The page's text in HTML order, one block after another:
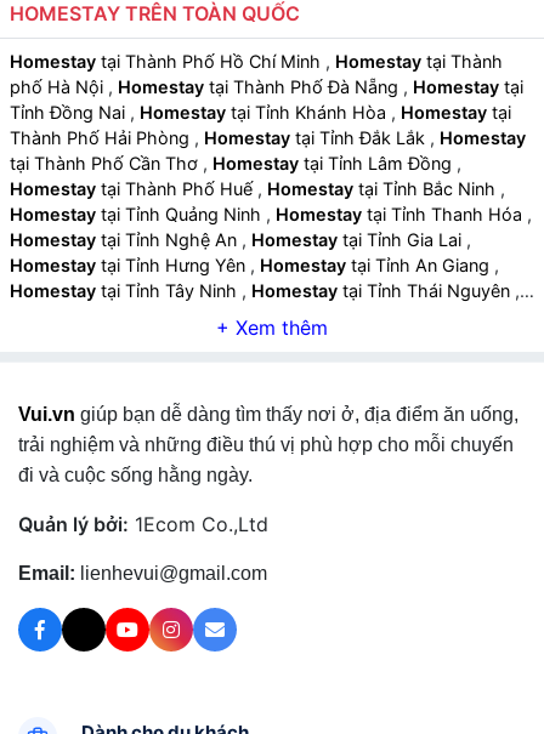
HOMESTAY TRÊN TOÀN QUỐC
Homestay tại Thành Phố Hồ Chí Minh , Homestay tại Thành
phố Hà Nội , Homestay tại Thành Phố Đà Nẵng , Homestay tại
Tỉnh Đồng Nai , Homestay tại Tỉnh Khánh Hòa , Homestay tại
Thành Phố Hải Phòng , Homestay tại Tỉnh Đắk Lắk , Homestay
tại Thành Phố Cần Thơ , Homestay tại Tỉnh Lâm Đồng ,
Homestay tại Thành Phố Huế , Homestay tại Tỉnh Bắc Ninh ,
Homestay tại Tỉnh Quảng Ninh , Homestay tại Tỉnh Thanh Hóa ,
Homestay tại Tỉnh Nghệ An , Homestay tại Tỉnh Gia Lai ,
Homestay tại Tỉnh Hưng Yên , Homestay tại Tỉnh An Giang ,
Homestay tại Tỉnh Tây Ninh , Homestay tại Tỉnh Thái Nguyên ,
, Homestay
, Homestay
Homestaytại Tỉnh Quảng Trị,Homestaytại Tỉnh Sơn La,
Homestaytại Tỉnh Tuyên Quang ,Homestay tại Tỉnh Điện Biên
Homestaytại Tỉnh Lai Châu,
Vui.vn giúp bạn dễ dàng tìm thấy nơi ở, địa điểm ăn uống,
trải nghiệm và những điều thú vị phù hợp cho mỗi chuyến
đi và cuộc sống hằng ngày.
Quản lý bởi: 1Ecom Co.,Ltd
Email: lienhevui@gmail.com